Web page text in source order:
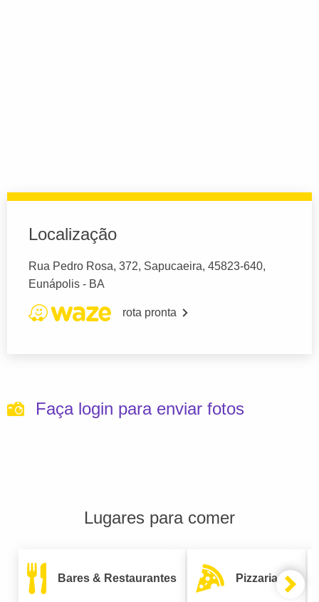
Localização
Rua Pedro Rosa, 372, Sapucaeira, 45823-640,
Eunápolis - BA
rota pronta
Faça login para enviar fotos
Lugares para comer
Bares & Restaurantes Pizzarias